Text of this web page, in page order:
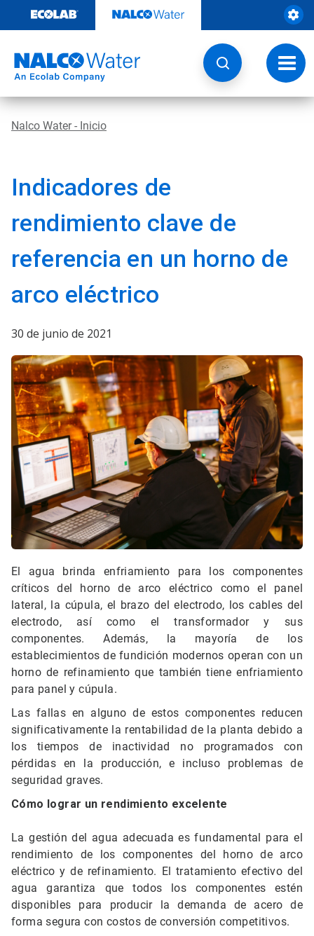
contenido
Botón
de
Nalco Water - Inicio
Indicadores de
rendimiento clave de
referencia en un horno de
arco eléctrico
30 de junio de 2021
El agua brinda enfriamiento para los componentes
críticos del horno de arco eléctrico como el panel
lateral, la cúpula, el brazo del electrodo, los cables del
electrodo, así como el transformador y sus
componentes. Además, la mayoría de los
establecimientos de fundición modernos operan con un
horno de refinamiento que también tiene enfriamiento
para panel y cúpula.
Las fallas en alguno de estos componentes reducen
significativamente la rentabilidad de la planta debido a
los tiempos de inactividad no programados con
pérdidas en la producción, e incluso problemas de
seguridad graves.
Cómo lograr un rendimiento excelente
La gestión del agua adecuada es fundamental para el
rendimiento de los componentes del horno de arco
eléctrico y de refinamiento. El tratamiento efectivo del
agua garantiza que todos los componentes estén
disponibles para producir la demanda de acero de
forma segura con costos de conversión competitivos.